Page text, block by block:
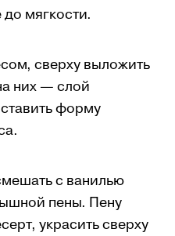
мягкости.
сверху выложить
них — слой
форму
с ванилью
пены. Пену
украсить сверху